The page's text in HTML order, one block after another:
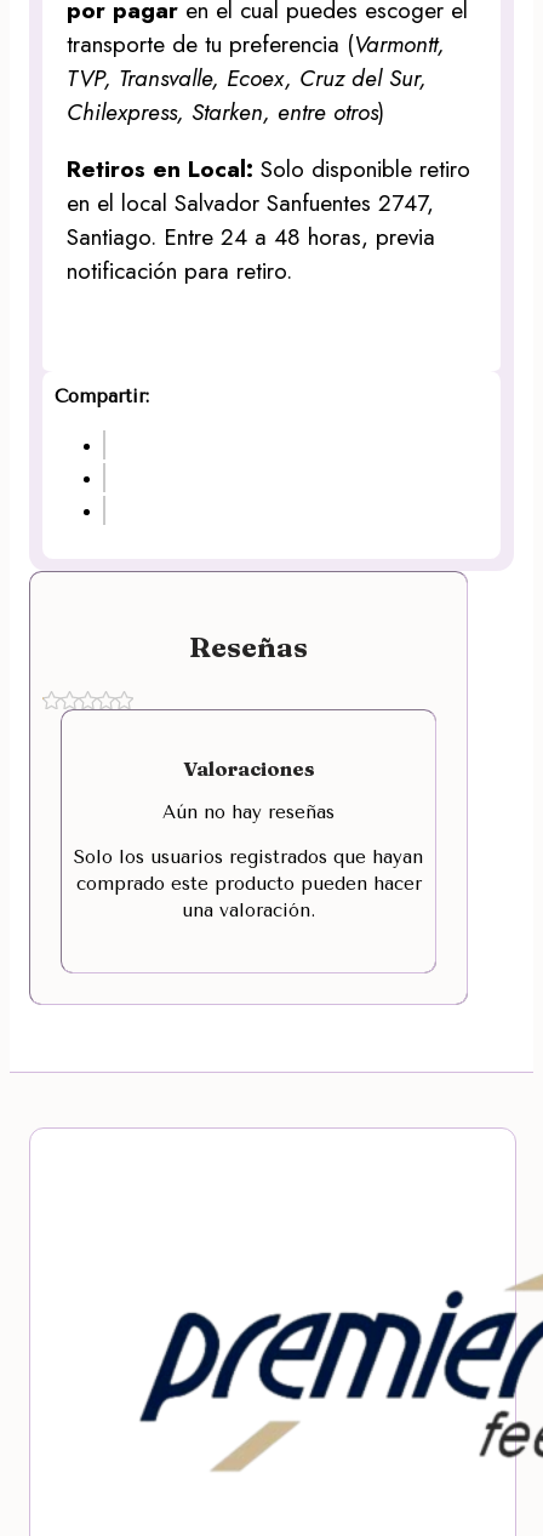
por pagar en el cual puedes escoger el
transporte de tu preferencia (Varmontt,
TVP, Transvalle, Ecoex, Cruz del Sur,
Chilexpress, Starken, entre otros)
Retiros en Local:Solo disponible retiro
en el local Salvador Sanfuentes 2747,
Santiago. Entre 24 a 48 horas, previa
notificación para retiro.
Compartir:
Reseñas
Valoraciones
Aún no hay reseñas
Solo los usuarios registrados que hayan
comprado este producto pueden hacer
una valoración.